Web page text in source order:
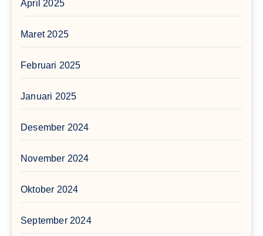
April 2025
Maret 2025
Februari 2025
Januari 2025
Desember 2024
November 2024
Oktober 2024
September 2024